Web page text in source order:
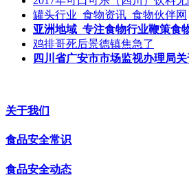
罐头行业_食物资讯_食物伙伴网
亚洲地域_专注食物行业鞭策食
鸡排哥死后景德镇焦急了
四川省广安市市场监视办理局
关于我们
食品安全常识
食品安全动态